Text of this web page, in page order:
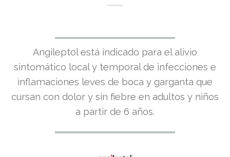
El
precio
original
era:
11,30€.
El
precio
actual
es:
9,59€.
Angileptol está indicado para el alivio
sintomático local y temporal de infecciones e
inflamaciones leves de boca y garganta que
cursan con dolor y sin fiebre en adultos y niños
a partir de 6 años.